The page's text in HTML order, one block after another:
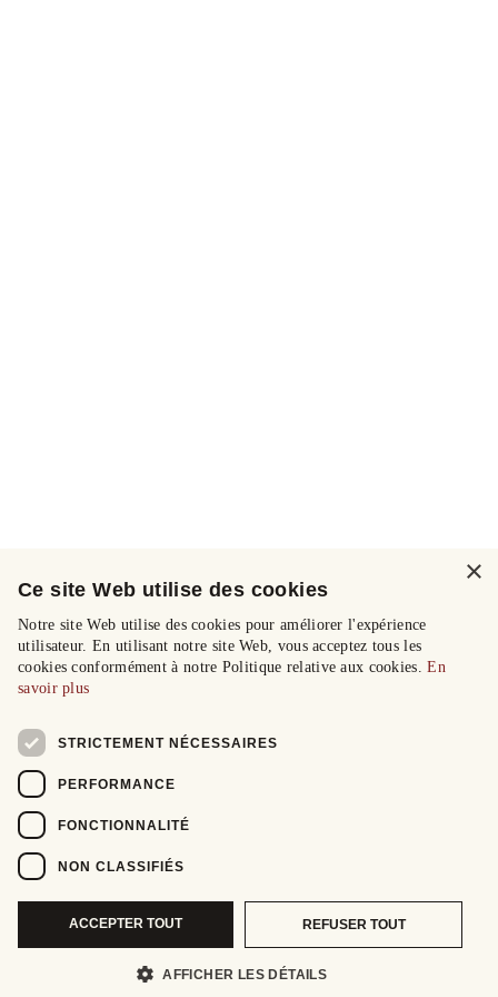
×
Ce site Web utilise des cookies
Notre site Web utilise des cookies pour améliorer l'expérience
utilisateur. En utilisant notre site Web, vous acceptez tous les
cookies conformément à notre Politique relative aux cookies.En
savoir plus
STRICTEMENT NÉCESSAIRES
PERFORMANCE
FONCTIONNALITÉ
NON CLASSIFIÉS
ACCEPTER TOUT REFUSER TOUT
AFFICHER LES DÉTAILS